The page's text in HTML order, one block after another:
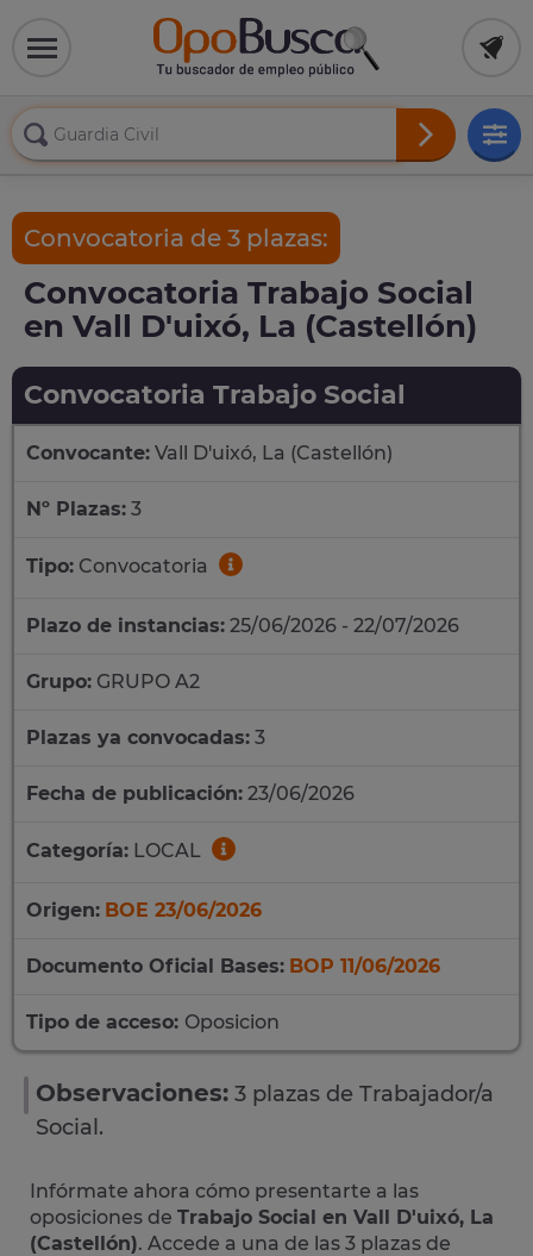
Convocatoria de 3 plazas:
Convocatoria Trabajo Social
en Vall D'uixó, La (Castellón)
Convocatoria Trabajo Social
Convocante: Vall D'uixó, La (Castellón)
Nº Plazas: 3
Tipo: Convocatoria
Plazo de instancias: 25/06/2026 - 22/07/2026
Grupo: GRUPO A2
Plazas ya convocadas: 3
Fecha de publicación: 23/06/2026
Categoría: LOCAL
Origen: BOE 23/06/2026
Documento Oficial Bases: BOP 11/06/2026
Tipo de acceso: Oposicion
Observaciones: 3 plazas de Trabajador/a
Social.
Infórmate ahora cómo presentarte a las
oposiciones de Trabajo Social en Vall D'uixó, La
(Castellón). Accede a una de las 3 plazas de